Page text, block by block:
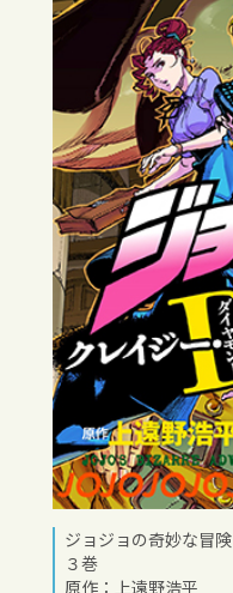
ジョジョの奇妙な冒
３巻
原作：上遠野浩平